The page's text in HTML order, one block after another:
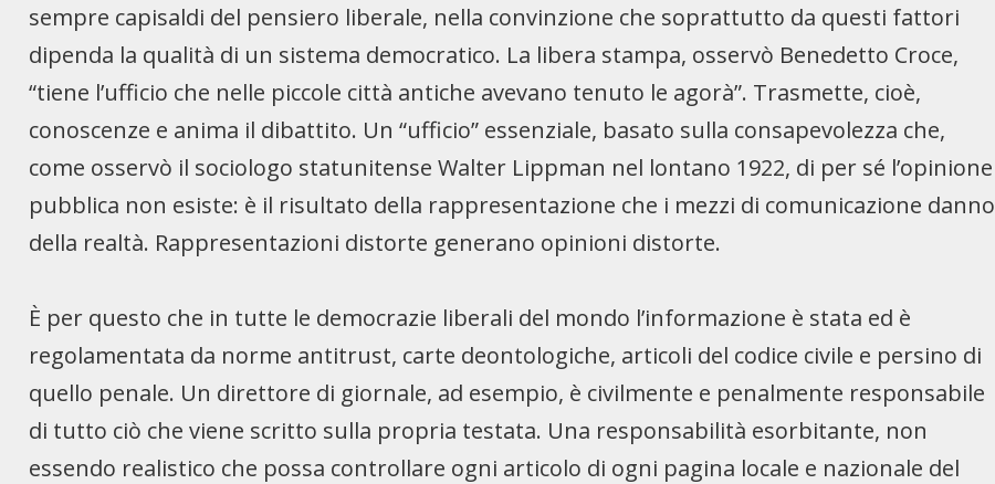
sempre capisaldi del pensiero liberale, nella convinzione che soprattutto da questi fattori
dipenda la qualità di un sistema democratico. La libera stampa, osservò Benedetto Croce,
“tiene l’ufficio che nelle piccole città antiche avevano tenuto le agorà”. Trasmette, cioè,
conoscenze e anima il dibattito. Un “ufficio” essenziale, basato sulla consapevolezza che,
come osservò il sociologo statunitense Walter Lippman nel lontano 1922, di per sé l’opinione
pubblica non esiste: è il risultato della rappresentazione che i mezzi di comunicazione danno
della realtà. Rappresentazioni distorte generano opinioni distorte.
È per questo che in tutte le democrazie liberali del mondo l’informazione è stata ed è
regolamentata da norme antitrust, carte deontologiche, articoli del codice civile e persino di
quello penale. Un direttore di giornale, ad esempio, è civilmente e penalmente responsabile
di tutto ciò che viene scritto sulla propria testata. Una responsabilità esorbitante, non
essendo realistico che possa controllare ogni articolo di ogni pagina locale e nazionale del